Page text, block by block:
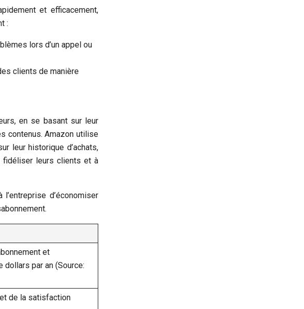
et efficacement,
:
lors d’un appel ou
clients de manière
en se basant sur leur
contenus. Amazon utilise
leur historique d’achats,
fidéliser leurs clients et à
d’économiser
et
par an (Source:
de la satisfaction